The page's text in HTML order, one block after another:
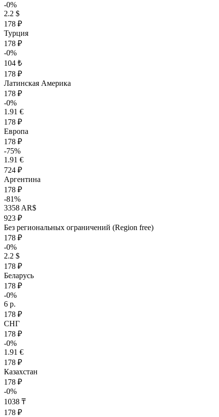
-0%
2.2 $
178 ₽
Турция
178 ₽
-0%
104 ₺
178 ₽
Латинская Америка
178 ₽
-0%
1.91 €
178 ₽
Европа
178 ₽
-75%
1.91 €
724 ₽
Аргентина
178 ₽
-81%
3358 AR$
923 ₽
Без региональных ограничений (Region free)
178 ₽
-0%
2.2 $
178 ₽
Беларусь
178 ₽
-0%
6 р.
178 ₽
СНГ
178 ₽
-0%
1.91 €
178 ₽
Казахстан
178 ₽
-0%
1038 ₸
178 ₽